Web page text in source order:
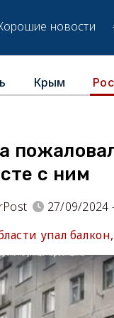
новости
Крым
с ним
27/09/2024
упал